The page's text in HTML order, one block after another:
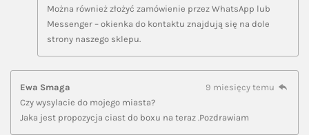
Można również złożyć zamówienie przez WhatsApp lub
Messenger – okienka do kontaktu znajdują się na dole
strony naszego sklepu.
Ewa Smaga
9 miesięcy temu
Czy wysylacie do mojego miasta?
Jaka jest propozycja ciast do boxu na teraz .Pozdrawiam